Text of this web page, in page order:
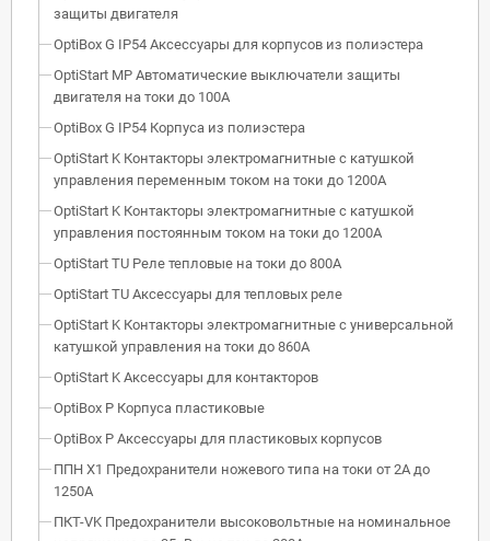
защиты двигателя
OptiBox G IP54 Аксессуары для корпусов из полиэстера
OptiStart MP Автоматические выключатели защиты
двигателя на токи до 100А
OptiBox G IP54 Корпуса из полиэстера
OptiStart K Контакторы электромагнитные с катушкой
управления переменным током на токи до 1200А
OptiStart K Контакторы электромагнитные с катушкой
управления постоянным током на токи до 1200А
OptiStart TU Реле тепловые на токи до 800А
OptiStart TU Аксессуары для тепловых реле
OptiStart K Контакторы электромагнитные с универсальной
катушкой управления на токи до 860А
OptiStart K Аксессуары для контакторов
OptiBox P Корпуса пластиковые
OptiBox P Аксессуары для пластиковых корпусов
ППН Х1 Предохранители ножевого типа на токи от 2А до
1250А
ПКТ-VK Предохранители высоковольтные на номинальное